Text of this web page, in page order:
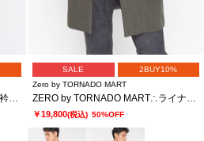
ZERO by TORNADO MART∴返し衿ライナー付きジャケット
SALE
2BUY10%
Zero by TORNADO MART
ZERO by TORNADO MART∴ライナー付きイタリアンカラーコート
￥19,800(税込) 50%OFF